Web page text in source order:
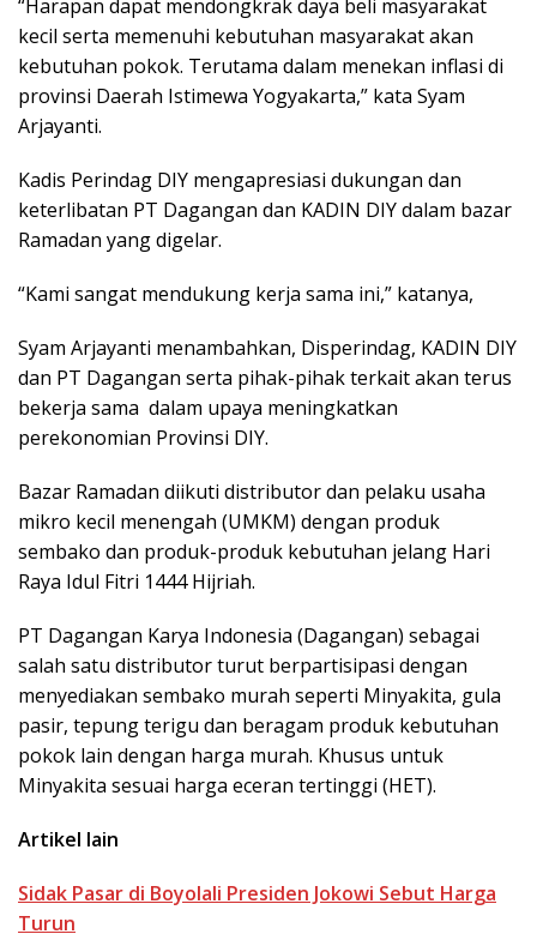
“Harapan dapat mendongkrak daya beli masyarakat
kecil serta memenuhi kebutuhan masyarakat akan
kebutuhan pokok. Terutama dalam menekan inflasi di
provinsi Daerah Istimewa Yogyakarta,” kata Syam
Arjayanti.
Kadis Perindag DIY mengapresiasi dukungan dan
keterlibatan PT Dagangan dan KADIN DIY dalam bazar
Ramadan yang digelar.
“Kami sangat mendukung kerja sama ini,” katanya,
Syam Arjayanti menambahkan, Disperindag, KADIN DIY
dan PT Dagangan serta pihak-pihak terkait akan terus
bekerja sama dalam upaya meningkatkan
perekonomian Provinsi DIY.
Bazar Ramadan diikuti distributor dan pelaku usaha
mikro kecil menengah (UMKM) dengan produk
sembako dan produk-produk kebutuhan jelang Hari
Raya Idul Fitri 1444 Hijriah.
PT Dagangan Karya Indonesia (Dagangan) sebagai
salah satu distributor turut berpartisipasi dengan
menyediakan sembako murah seperti Minyakita, gula
pasir, tepung terigu dan beragam produk kebutuhan
pokok lain dengan harga murah. Khusus untuk
Minyakita sesuai harga eceran tertinggi (HET).
Artikel lain
Sidak Pasar di Boyolali Presiden Jokowi Sebut Harga
Turun